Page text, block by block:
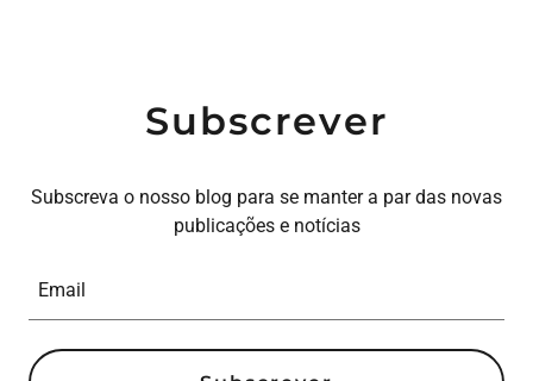
Subscrever
Subscreva o nosso blog para se manter a par das novas
publicações e notícias
Email